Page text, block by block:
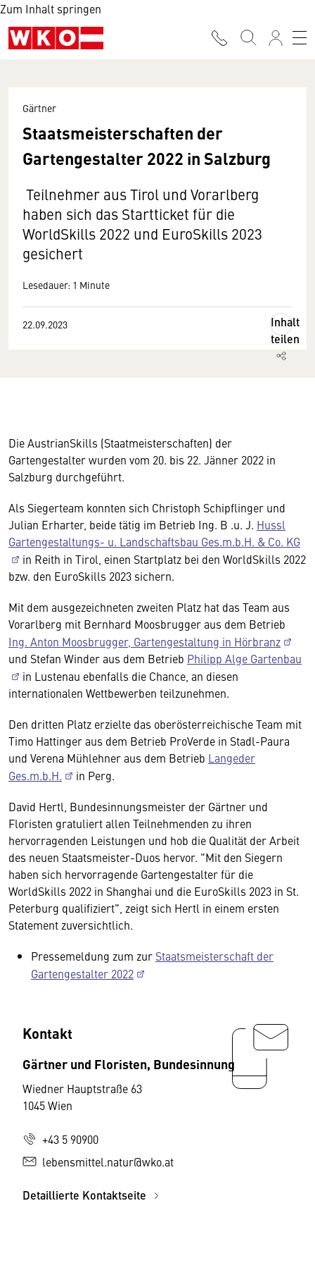
Zum Inhalt springen
Gärtner
Staatsmeisterschaften der
Gartengestalter 2022 in Salzburg
Teilnehmer aus Tirol und Vorarlberg
haben sich das Startticket für die
WorldSkills 2022 und EuroSkills 2023
gesichert
Lesedauer: 1 Minute
22.09.2023
Inhalt
teilen
Die AustrianSkills (Staatmeisterschaften) der
Gartengestalter wurden vom 20. bis 22. Jänner 2022 in
Salzburg durchgeführt.
Als Siegerteam konnten sich Christoph Schipflinger und
Julian Erharter, beide tätig im Betrieb Ing. B .u. J. Hussl
Gartengestaltungs- u. Landschaftsbau Ges.m.b.H. & Co. KG
in Reith in Tirol, einen Startplatz bei den WorldSkills 2022
bzw. den EuroSkills 2023 sichern.
Mit dem ausgezeichneten zweiten Platz hat das Team aus
Vorarlberg mit Bernhard Moosbrugger aus dem Betrieb
Ing. Anton Moosbrugger, Gartengestaltung in Hörbranz
und Stefan Winder aus dem Betrieb Philipp Alge Gartenbau
in Lustenau ebenfalls die Chance, an diesen
internationalen Wettbewerben teilzunehmen.
Den dritten Platz erzielte das oberösterreichische Team mit
Timo Hattinger aus dem Betrieb ProVerde in Stadl-Paura
und Verena Mühlehner aus dem Betrieb Langeder
Ges.m.b.H.
in Perg.
David Hertl, Bundesinnungsmeister der Gärtner und
Floristen gratuliert allen Teilnehmenden zu ihren
hervorragenden Leistungen und hob die Qualität der Arbeit
des neuen Staatsmeister-Duos hervor. "Mit den Siegern
haben sich hervorragende Gartengestalter für die
WorldSkills 2022 in Shanghai und die EuroSkills 2023 in St.
Peterburg qualifiziert", zeigt sich Hertl in einem ersten
Statement zuversichtlich.
Pressemeldung zum zur Staatsmeisterschaft der
Gartengestalter 2022
Kontakt
Gärtner und Floristen, Bundesinnung
Wiedner Hauptstraße 63
1045 Wien
+43 5 90900
lebensmittel.natur@wko.at
Detaillierte Kontaktseite